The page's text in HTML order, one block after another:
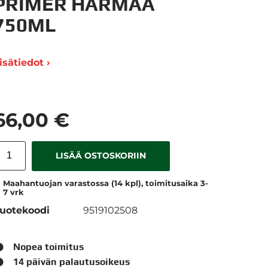
›
€
LISÄÄ OSTOSKORIIN
Maahantuojan varastossa (14 kpl), toimitusaika 3-
7 vrk
9519102508
Nopea toimitus
14 päivän palautusoikeus